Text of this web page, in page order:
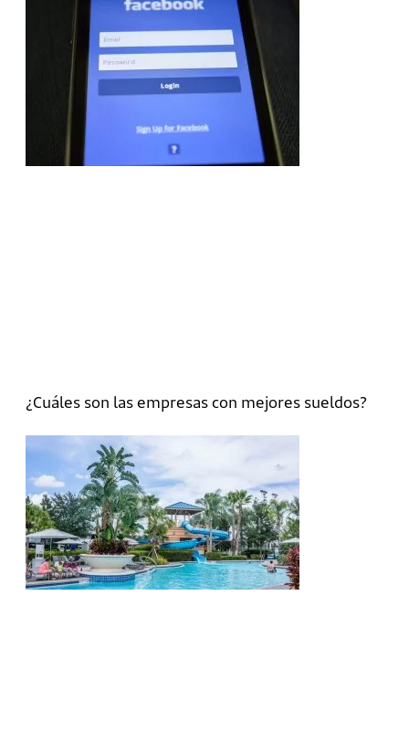
¿Cuáles son las empresas con mejores sueldos?